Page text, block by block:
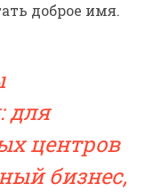
доброе имя.
для
центров
бизнес,